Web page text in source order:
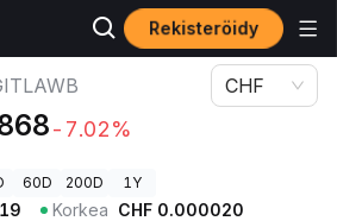
Rekisteröidy
-7.02%
CHF
60D 200D 1Y
Korkea CHF 0.000020